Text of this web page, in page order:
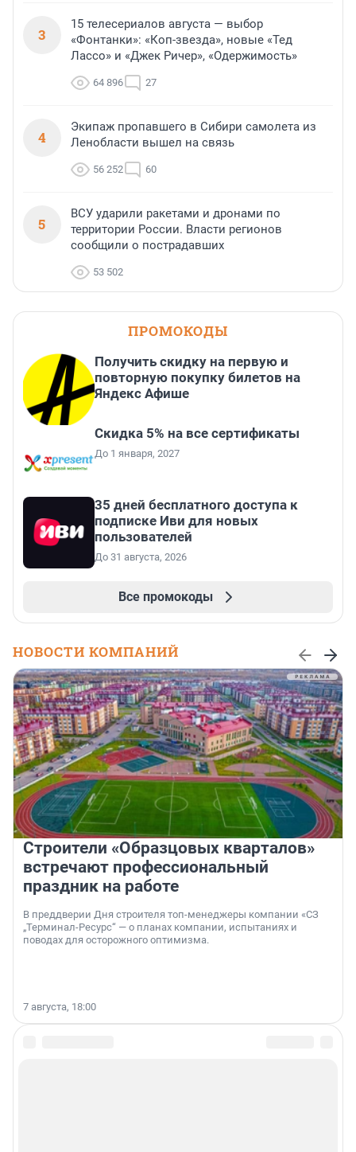
3
15 телесериалов августа — выбор
«Фонтанки»: «Коп-звезда», новые «Тед
Лассо» и «Джек Ричер», «Одержимость»
64 896 27
4
Экипаж пропавшего в Сибири самолета из
Ленобласти вышел на связь
56 252 60
5
ВСУ ударили ракетами и дронами по
территории России. Власти регионов
сообщили о пострадавших
53 502
ПРОМОКОДЫ
Получить скидку на первую и
повторную покупку билетов на
Яндекс Афише
Скидка 5% на все сертификаты
До 1 января, 2027
35 дней бесплатного доступа к
подписке Иви для новых
пользователей
До 31 августа, 2026
Все промокоды
НОВОСТИ КОМПАНИЙ
Строители «Образцовых кварталов»
встречают профессиональный
праздник на работе
В преддверии Дня строителя топ-менеджеры компании «СЗ
„Терминал-Ресурс“ — о планах компании, испытаниях и
поводах для осторожного оптимизма.
7 августа, 18:00